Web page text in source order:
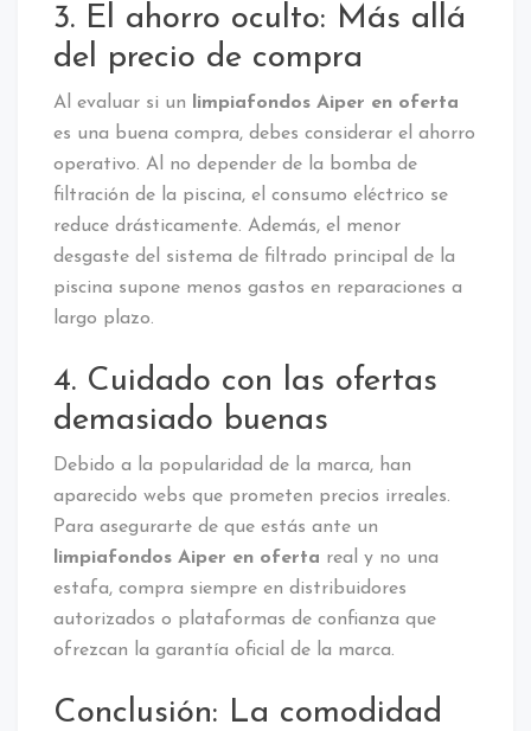
3. El ahorro oculto: Más allá
del precio de compra
Al evaluar si un
limpiafondos Aiper en oferta
es una buena compra, debes considerar el ahorro
operativo. Al no depender de la bomba de
filtración de la piscina, el consumo eléctrico se
reduce drásticamente. Además, el menor
desgaste del sistema de filtrado principal de la
piscina supone menos gastos en reparaciones a
largo plazo.
4. Cuidado con las ofertas
demasiado buenas
Debido a la popularidad de la marca, han
aparecido webs que prometen precios irreales.
Para asegurarte de que estás ante un
limpiafondos Aiper en oferta real y no una
estafa, compra siempre en distribuidores
autorizados o plataformas de confianza que
ofrezcan la garantía oficial de la marca.
Conclusión: La comodidad